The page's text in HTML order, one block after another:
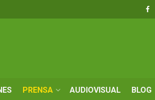
PRENSA AUDIOVISUAL BLOG